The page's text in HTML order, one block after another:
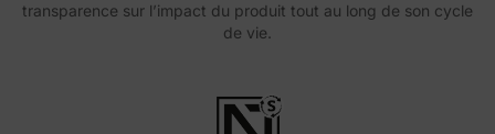
transparence sur l’impact du produit tout au long de son cycle
de vie.